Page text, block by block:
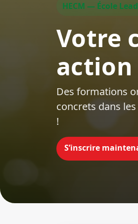
HECM — École
Votre
action
Des formations
concrets dans
!
S’inscrire